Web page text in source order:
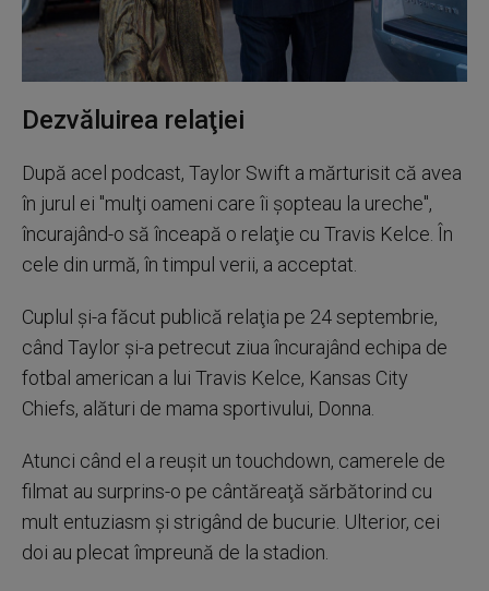
Dezvăluirea relaţiei
După acel podcast, Taylor Swift a mărturisit că avea
în jurul ei "mulţi oameni care îi şopteau la ureche",
încurajând-o să înceapă o relaţie cu Travis Kelce. În
cele din urmă, în timpul verii, a acceptat.
Cuplul şi-a făcut publică relaţia pe 24 septembrie,
când Taylor şi-a petrecut ziua încurajând echipa de
fotbal american a lui Travis Kelce, Kansas City
Chiefs, alături de mama sportivului, Donna.
Atunci când el a reuşit un touchdown, camerele de
filmat au surprins-o pe cântăreaţă sărbătorind cu
mult entuziasm şi strigând de bucurie. Ulterior, cei
doi au plecat împreună de la stadion.